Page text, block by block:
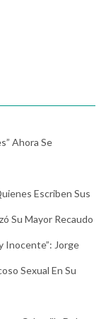
Ahora Se
Escriben Sus
Su Mayor Recaudo
Inocente”: Jorge
Sexual En Su